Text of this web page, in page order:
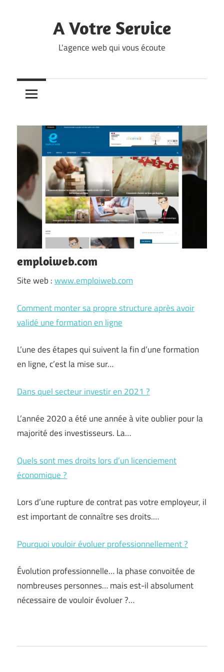
A Votre Service
L'agence web qui vous écoute
emploiweb.com
Site web :www.emploiweb.com
Comment monter sa propre structure après avoir
validé une formation en ligne
L’une des étapes qui suivent la fin d’une formation
en ligne, c’est la mise sur…
Dans quel secteur investir en 2021 ?
L’année 2020 a été une année à vite oublier pour la
majorité des investisseurs. La…
Quels sont mes droits lors d’un licenciement
économique ?
Lors d’une rupture de contrat pas votre employeur, il
est important de connaître ses droits.…
Pourquoi vouloir évoluer professionnellement ?
Évolution professionnelle… la phase convoitée de
nombreuses personnes… mais est-il absolument
nécessaire de vouloir évoluer ?…